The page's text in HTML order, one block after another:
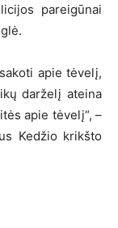
pareigūnai
apie tėvelį,
darželį ateina
apie tėvelį“, –
Kedžio krikšto